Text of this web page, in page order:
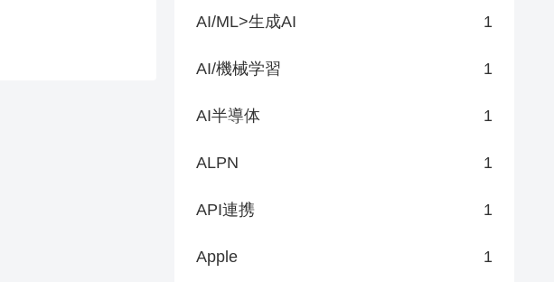
AI/ML>生成AI 1
AI/機械学習 1
AI半導体 1
ALPN 1
API連携 1
Apple 1